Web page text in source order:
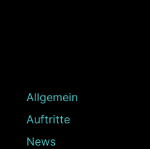
Allgemein
Auftritte
News